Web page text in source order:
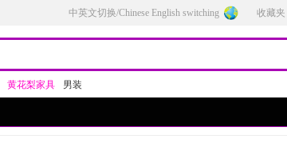
中英文切换/Chinese English switching 收藏夹
黄花梨家具 男装